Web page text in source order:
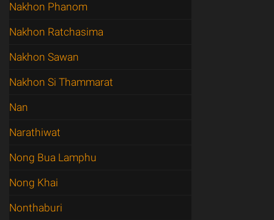
Nakhon Phanom
Nakhon Ratchasima
Nakhon Sawan
Nakhon Si Thammarat
Nan
Narathiwat
Nong Bua Lamphu
Nong Khai
Nonthaburi